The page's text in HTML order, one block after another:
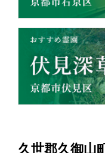
久世郡久御山